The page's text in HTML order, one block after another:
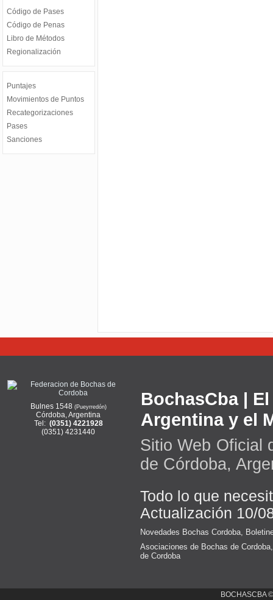
Código de Pases
Código de Penas
Libro de Métodos
Regionalización
Puntajes
Movimientos de Puntos
Recategorizaciones
Pases
Sanciones
Bulnes 1548 (Pueyrredón)
Córdoba, Argentina
Tel: (0351) 4221928
(0351) 4231440
BochasCba |
Argentina y el
Sitio Web Oficial
de Córdoba,
Todo lo que
Actualización 10/
Novedades Bochas Cordoba
Asociaciones de Bochas de Cordoba
de Cordoba
BOCHASCBA